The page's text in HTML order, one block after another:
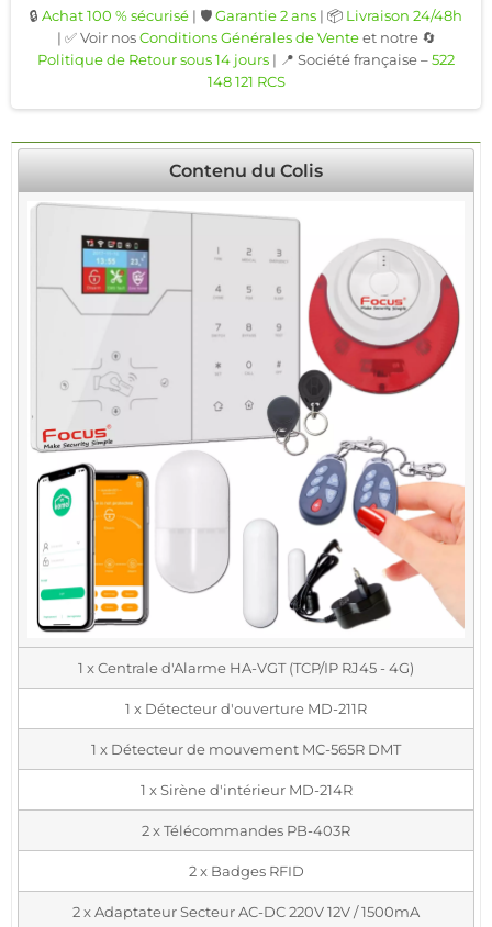
🔒 Achat 100 % sécurisé | 🛡️Garantie 2 ans | 📦 Livraison 24/48h
| ✅ Voir nosConditions Générales de Venteet notre 🔄
Politique de Retour sous 14 jours | 📍 Société française –522
148 121 RCS
Contenu du Colis
1 x Centrale d'Alarme HA-VGT (TCP/IP RJ45 - 4G)
1 x Détecteur d'ouverture MD-211R
1 x Détecteur de mouvement MC-565R DMT
1 x Sirène d'intérieur MD-214R
2 x Télécommandes PB-403R
2 x Badges RFID
2 x Adaptateur Secteur AC-DC 220V 12V / 1500mA